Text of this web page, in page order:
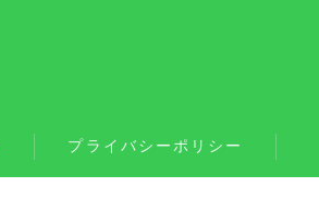
プライバシーポリシー